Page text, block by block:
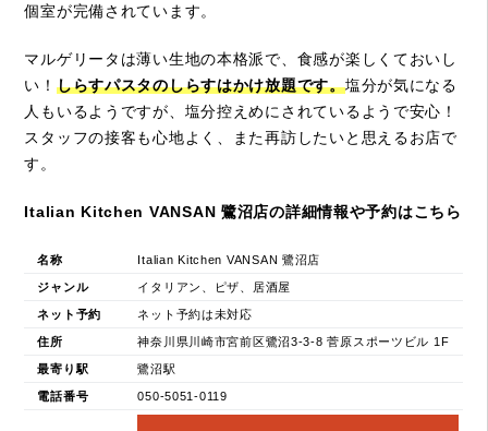
個室が完備されています。
マルゲリータは薄い生地の本格派で、食感が楽しくておいし
い！ しらすパスタのしらすはかけ放題です。塩分が気になる
人もいるようですが、塩分控えめにされているようで安心！
スタッフの接客も心地よく、また再訪したいと思えるお店で
す。
Italian Kitchen VANSAN 鷺沼店の詳細情報や予約はこちら
名称 Italian Kitchen VANSAN 鷺沼店
ジャンル イタリアン、ピザ、居酒屋
ネット予約 ネット予約は未対応
住所 神奈川県川崎市宮前区鷺沼3-3-8 菅原スポーツビル 1F
最寄り駅 鷺沼駅
電話番号 050-5051-0119